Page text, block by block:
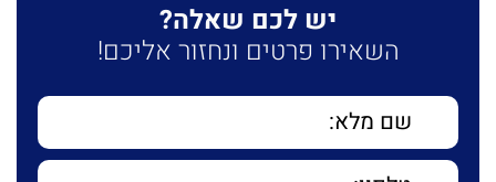
יש לכם שאלה?
השאירו פרטים ונחזור אליכם!